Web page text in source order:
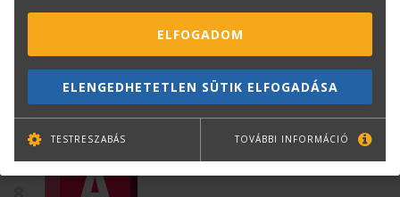
dokumentumokat írhat és írathat alá
103 637 Ft+ Áfa
AutoCAD LT új előfizetés 1 évre
ELFOGADOM
ELENGEDHETETLEN SÜTIK ELFOGADÁSA
TESTRESZABÁS TOVÁBBI INFORMÁCIÓ